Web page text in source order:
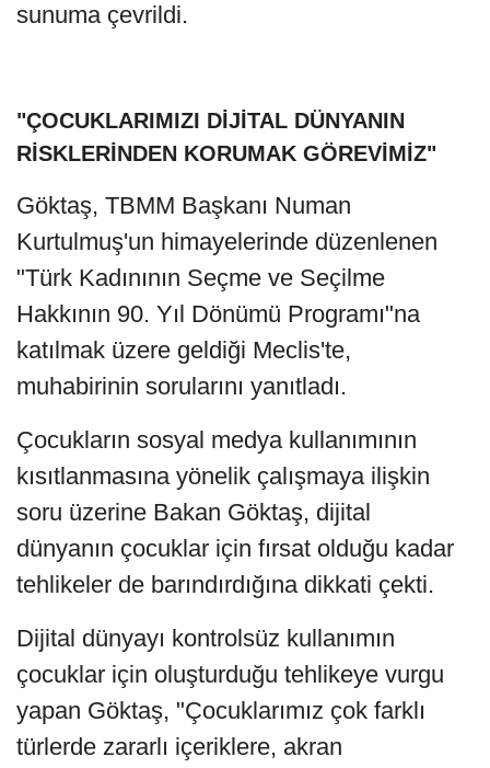
sunuma çevrildi.
"ÇOCUKLARIMIZI DİJİTAL DÜNYANIN
RİSKLERİNDEN KORUMAK GÖREVİMİZ"
Göktaş, TBMM Başkanı Numan
Kurtulmuş'un himayelerinde düzenlenen
"Türk Kadınının Seçme ve Seçilme
Hakkının 90. Yıl Dönümü Programı"na
katılmak üzere geldiği Meclis'te,
muhabirinin sorularını yanıtladı.
Çocukların sosyal medya kullanımının
kısıtlanmasına yönelik çalışmaya ilişkin
soru üzerine Bakan Göktaş, dijital
dünyanın çocuklar için fırsat olduğu kadar
tehlikeler de barındırdığına dikkati çekti.
Dijital dünyayı kontrolsüz kullanımın
çocuklar için oluşturduğu tehlikeye vurgu
yapan Göktaş, "Çocuklarımız çok farklı
türlerde zararlı içeriklere, akran